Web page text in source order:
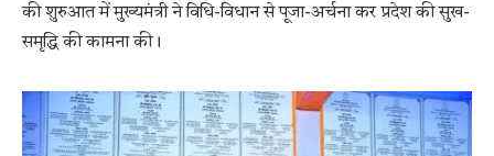
की शुरुआत में मुख्यमंत्री ने विधि-विधान से पूजा-अर्चना कर प्रदेश की सुख-
समृद्धि की कामना की।